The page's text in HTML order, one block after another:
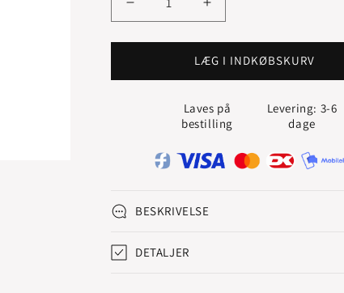
Reducer
antallet
for
DROPS
Øg
antallet
for
STAR
DROPS
MED
SAFIR
LÆG I INDKØBSKURV
Laves på
bestilling
Levering: 3-6
dage
BESKRIVELSE
DETALJER